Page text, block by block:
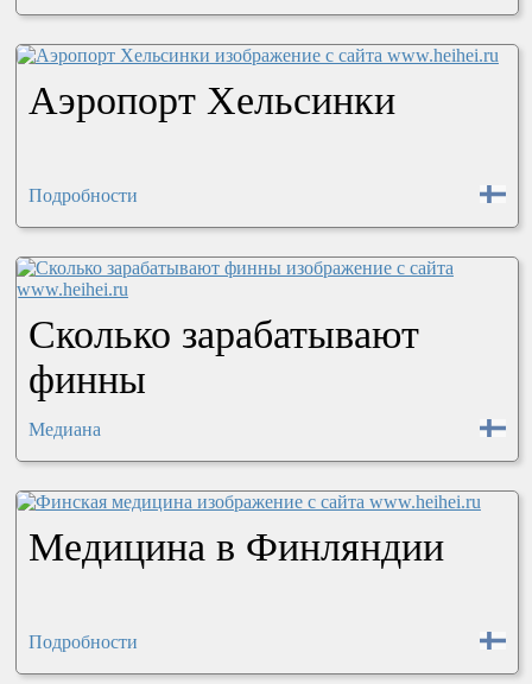
Аэропорт Хельсинки
Подробности
Сколько зарабатывают
финны
Медиана
Медицина в Финляндии
Подробности